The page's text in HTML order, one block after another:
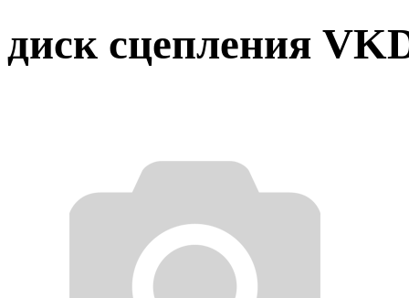
диск сцепления